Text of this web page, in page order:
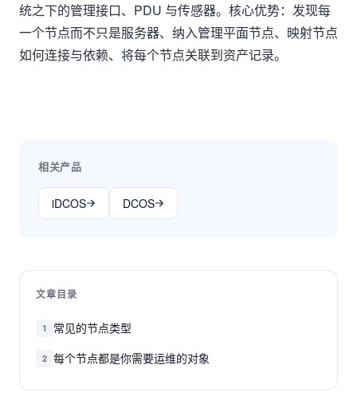
统之下的管理接口、PDU 与传感器。核心优势：发现每
一个节点而不只是服务器、纳入管理平面节点、映射节点
如何连接与依赖、将每个节点关联到资产记录。
相关产品
iDCOS DCOS
文章目录
1 常见的节点类型
2 每个节点都是你需要运维的对象